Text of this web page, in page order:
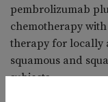
pembrolizumab
chemotherapy
therapy for locally
squamous and
subjects